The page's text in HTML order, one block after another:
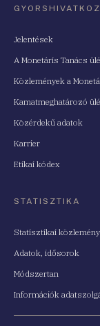
Jelentések
A Monetáris Tanács
Közlemények a
Kamatmeghatározó
Közérdekű adatok
Karrier
Etikai kódex
STATISZTIKA
Statisztikai
Adatok, idősorok
Módszertan
Információk